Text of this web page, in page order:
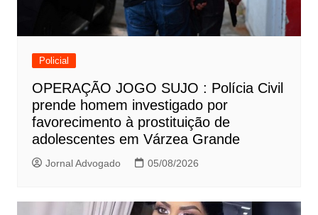
Policial
OPERAÇÃO JOGO SUJO : Polícia Civil
prende homem investigado por
favorecimento à prostituição de
adolescentes em Várzea Grande
Jornal Advogado 05/08/2026